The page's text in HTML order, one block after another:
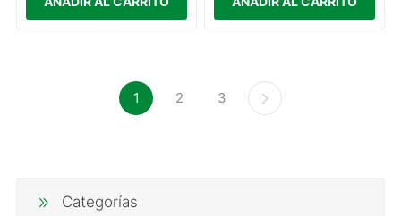
1 2 3
Categorías